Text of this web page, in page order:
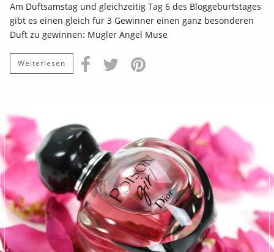
Am Duftsamstag und gleichzeitig Tag 6 des Bloggeburtstages
gibt es einen gleich für 3 Gewinner einen ganz besonderen
Duft zu gewinnen: Mugler Angel Muse
Weiterlesen